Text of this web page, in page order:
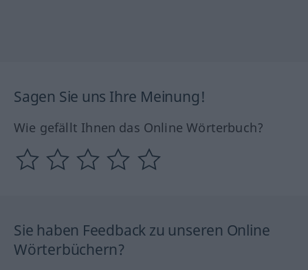
Sagen Sie uns Ihre Meinung!
Wie gefällt Ihnen das Online Wörterbuch?
Sie haben Feedback zu unseren Online
Wörterbüchern?